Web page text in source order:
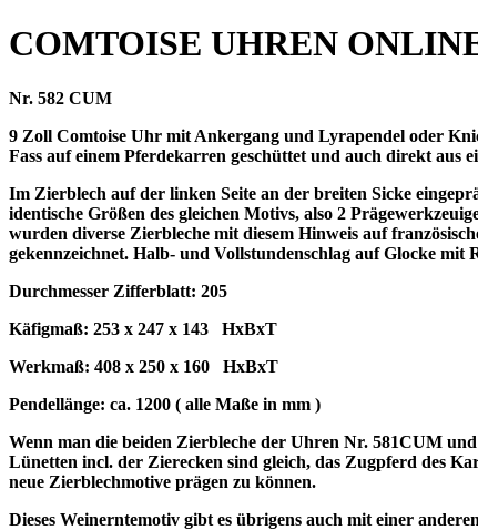
COMTOISE UHREN
Nr. 582 CUM
9 Zoll Comtoise Uhr mit Ankergang und Lyrapendel oder
Fass auf einem Pferdekarren geschüttet und auch direkt aus
Im Zierblech auf der linken Seite an der breiten Sicke
identische Größen des gleichen Motivs, also 2
wurden diverse Zierbleche mit diesem Hinweis auf
gekennzeichnet. Halb- und Vollstundenschlag auf Glocke mit
Durchmesser Zifferblatt: 205
Käfigmaß: 253 x 247 x 143 HxBxT
Werkmaß: 408 x 250 x 160 HxBxT
Pendellänge: ca. 1200 ( alle Maße in mm )
Wenn man die beiden Zierbleche der Uhren Nr. 581CUM
Lünetten incl. der Zierecken sind gleich, das Zugpferd des
neue Zierblechmotive prägen zu können.
Dieses Weinerntemotiv gibt es übrigens auch mit einer